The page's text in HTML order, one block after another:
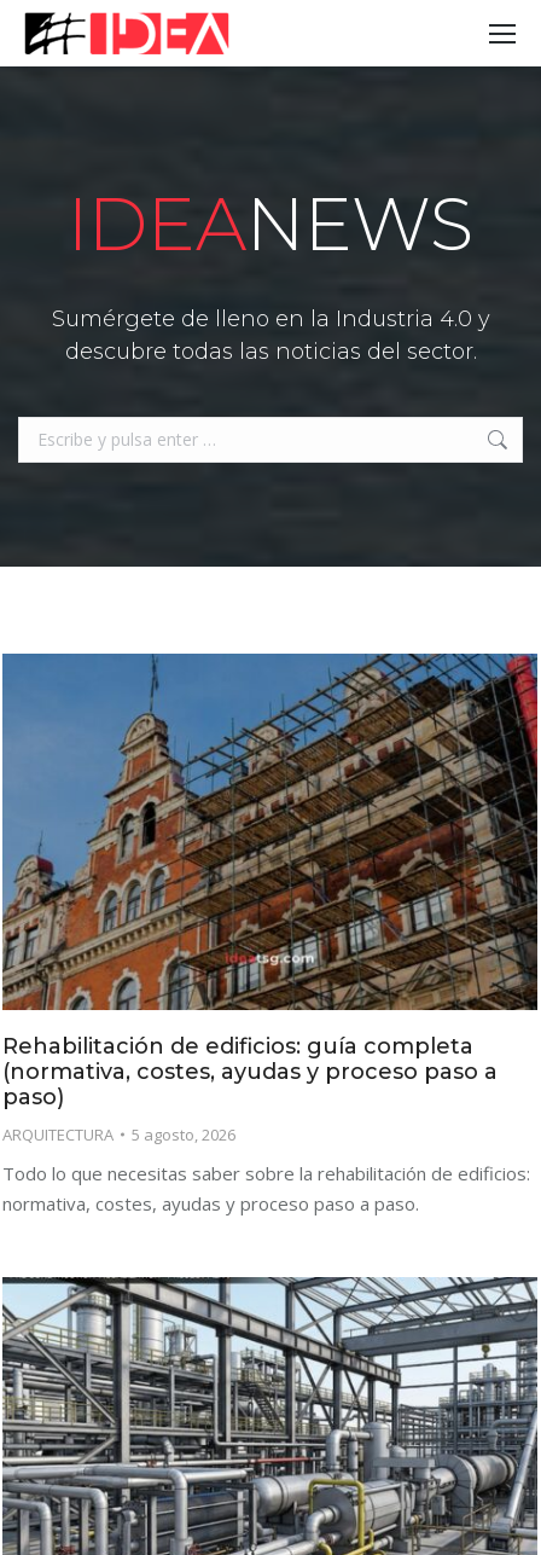
IDEANEWS
Sumérgete de lleno en la Industria 4.0 y
descubre todas las noticias del sector.
Buscar:
Rehabilitación de edificios: guía completa
(normativa, costes, ayudas y proceso paso a
paso)
ARQUITECTURA 5 agosto, 2026
Todo lo que necesitas saber sobre la rehabilitación de edificios:
normativa, costes, ayudas y proceso paso a paso.